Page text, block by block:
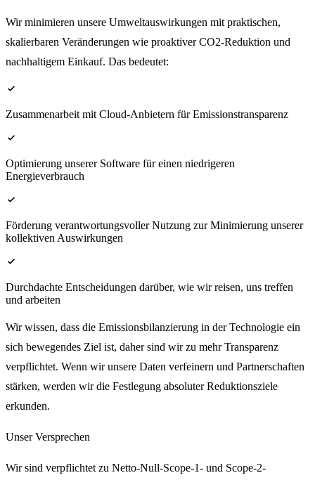
Wir minimieren unsere Umweltauswirkungen mit praktischen,
skalierbaren Veränderungen wie proaktiver CO2-Reduktion und
nachhaltigem Einkauf. Das bedeutet:
check
Zusammenarbeit mit Cloud-Anbietern für Emissionstransparenz
check
Optimierung unserer Software für einen niedrigeren
Energieverbrauch
check
Förderung verantwortungsvoller Nutzung zur Minimierung unserer
kollektiven Auswirkungen
check
Durchdachte Entscheidungen darüber, wie wir reisen, uns treffen
und arbeiten
Wir wissen, dass die Emissionsbilanzierung in der Technologie ein
sich bewegendes Ziel ist, daher sind wir zu mehr Transparenz
verpflichtet. Wenn wir unsere Daten verfeinern und Partnerschaften
stärken, werden wir die Festlegung absoluter Reduktionsziele
erkunden.
Unser Versprechen
Wir sind verpflichtet zu Netto-Null-Scope-1- und Scope-2-